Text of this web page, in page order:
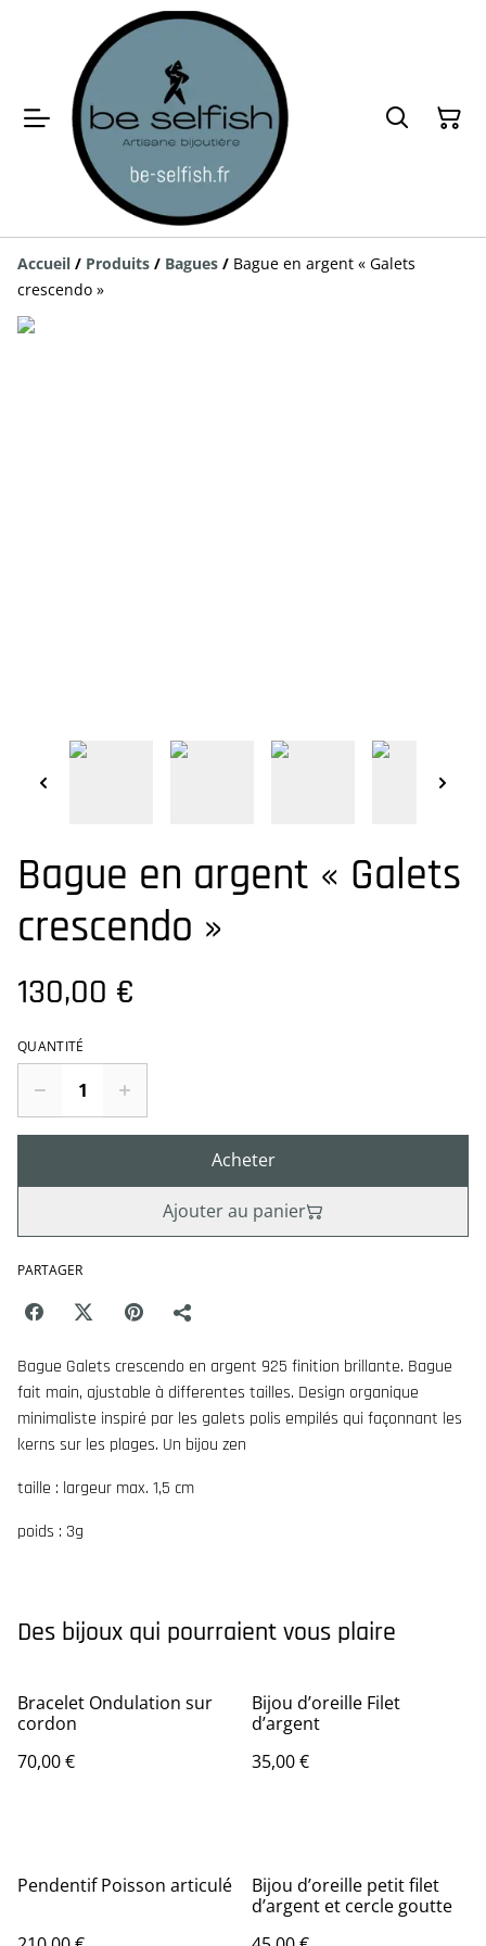
Accueil / Produits / Bagues / Bague en argent « Galets
crescendo »
Bague en argent « Galets
crescendo »
130,00 €
QUANTITÉ
Acheter
Ajouter au panier
PARTAGER
Bague Galets crescendo en argent 925 finition brillante. Bague
fait main, ajustable à differentes tailles. Design organique
minimaliste inspiré par les galets polis empilés qui façonnant les
kerns sur les plages. Un bijou zen
taille : largeur max. 1,5 cm
poids : 3g
Des bijoux qui pourraient vous plaire
Bracelet Ondulation sur
cordon
70,00 €
Bijou d’oreille Filet
d’argent
35,00 €
Pendentif Poisson articulé
Bijou d’oreille petit filet
d’argent et cercle goutte